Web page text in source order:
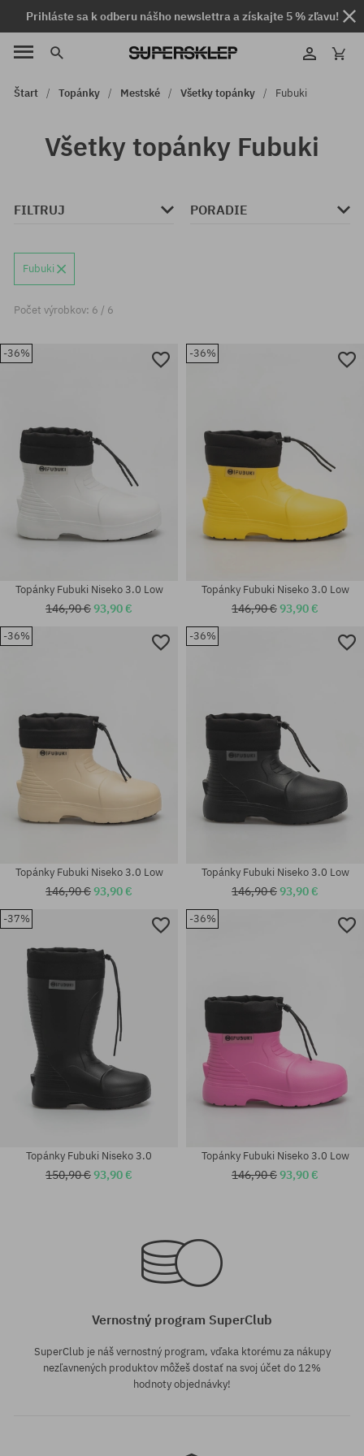
Prihláste sa k odberu nášho newslettra a získajte 5 % zľavu!
Štart Topánky Mestské Všetky topánky Fubuki
Všetky topánky Fubuki
FILTRUJ PORADIE
Fubuki
Počet výrobkov: 6 / 6
-36%
Dostupné veľkosti:
39; 40; 41
Topánky Fubuki Niseko 3.0 Low
146,90 €93,90 €
-36%
Topánky Fubuki Niseko 3.0 Low
146,90 €93,90 €
-36%
Topánky Fubuki Niseko 3.0 Low
146,90 €93,90 €
-36%
41
Topánky Fubuki Niseko 3.0 Low
146,90 €93,90 €
-37%
Topánky Fubuki Niseko 3.0
150,90 €93,90 €
-36%
Topánky Fubuki Niseko 3.0 Low
146,90 €93,90 €
Vernostný program SuperClub
SuperClub je náš vernostný program, vďaka ktorému za nákupy
nezľavnených produktov môžeš dostať na svoj účet do 12%
hodnoty objednávky!